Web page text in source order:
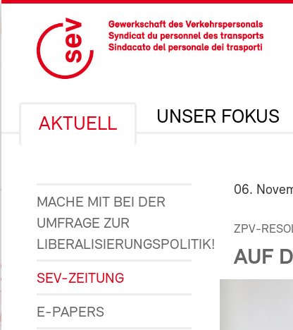
AKTUELL UNSER FOKUS
MACHE MIT BEI DER
UMFRAGE ZUR
LIBERALISIERUNGSPOLITIK!
SEV-ZEITUNG
E-PAPERS
06.
ZPV-
AUF